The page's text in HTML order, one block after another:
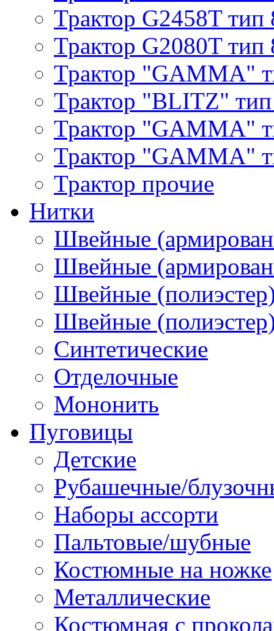
Трактор G2458T тип
Трактор G2080T тип
Трактор "GAMMA"
Трактор "BLITZ"
Трактор "GAMMA"
Трактор "GAMMA"
Трактор прочие
Нитки
Швейные
Швейные
Швейные
Швейные
Синтетические
Отделочные
Мононить
Пуговицы
Детские
Рубашечные/
Наборы ассорти
Пальтовые/шубные
Костюмные на ножке
Металлические
Костюмная с